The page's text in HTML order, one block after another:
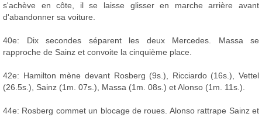
s'achève en côte, il se laisse glisser en marche arrière avant
d'abandonner sa voiture.
40e: Dix secondes séparent les deux Mercedes. Massa se
rapproche de Sainz et convoite la cinquième place.
42e: Hamilton mène devant Rosberg (9s.), Ricciardo (16s.), Vettel
(26.5s.), Sainz (1m. 07s.), Massa (1m. 08s.) et Alonso (1m. 11s.).
44e: Rosberg commet un blocage de roues. Alonso rattrape Sainz et